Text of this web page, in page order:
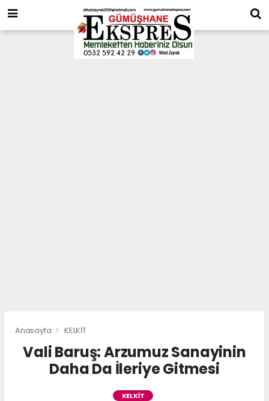
Anasayfa KELKİT
Vali Baruş: Arzumuz Sanayinin
Daha Da İleriye Gitmesi
KELKİT